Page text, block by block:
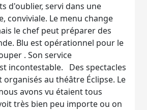
d'oublier, servi dans une
conviviale. Le menu change
le chef peut préparer des
Blu est opérationnel pour le
. Son service
incontestable. Des spectacles
au théâtre Éclipse. Le
avons vu étaient tous
très bien peu importe ou on